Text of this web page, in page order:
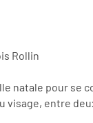
Rollin
natale pour se
visage, entre